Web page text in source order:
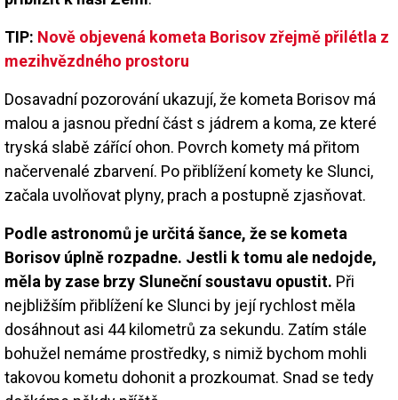
TIP: Nově objevená kometa Borisov zřejmě přilétla z
mezihvězdného prostoru
Dosavadní pozorování ukazují, že kometa Borisov má
malou a jasnou přední část s jádrem a koma, ze které
tryská slabě zářící ohon. Povrch komety má přitom
načervenalé zbarvení. Po přiblížení komety ke Slunci,
začala uvolňovat plyny, prach a postupně zjasňovat.
Podle astronomů je určitá šance, že se kometa
Borisov úplně rozpadne. Jestli k tomu ale nedojde,
měla by zase brzy Sluneční soustavu opustit. Při
nejbližším přiblížení ke Slunci by její rychlost měla
dosáhnout asi 44 kilometrů za sekundu. Zatím stále
bohužel nemáme prostředky, s nimiž bychom mohli
takovou kometu dohonit a prozkoumat. Snad se tedy